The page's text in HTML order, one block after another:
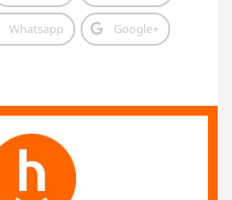
Whatsapp Google+